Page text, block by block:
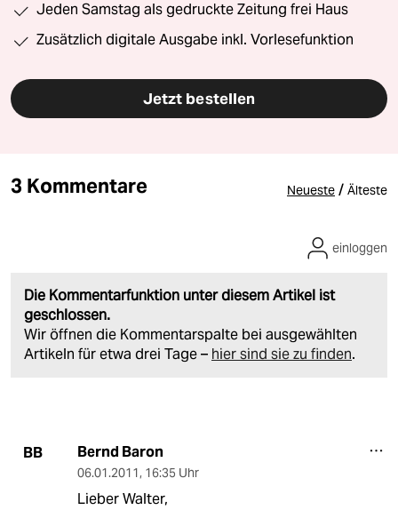
Jeden Samstag als gedruckte Zeitung frei Haus
Zusätzlich digitale Ausgabe inkl. Vorlesefunktion
Jetzt bestellen
3 Kommentare Neueste / Älteste
Die Kommentarfunktion unter diesem Artikel ist
geschlossen.
Wir öffnen die Kommentarspalte bei ausgewählten
Artikeln für etwa drei Tage – hier sind sie zu finden.
einloggen
BB Bernd Baron
06.01.2011, 16:35 Uhr
Lieber Walter,